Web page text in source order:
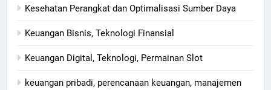
Kesehatan Perangkat dan Optimalisasi Sumber Daya
Keuangan Bisnis, Teknologi Finansial
Keuangan Digital, Teknologi, Permainan Slot
keuangan pribadi, perencanaan keuangan, manajemen